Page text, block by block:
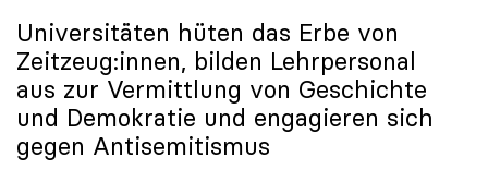
Universitäten hüten das Erbe von
Zeitzeug:innen, bilden Lehrpersonal
aus zur Vermittlung von Geschichte
und Demokratie und engagieren sich
gegen Antisemitismus